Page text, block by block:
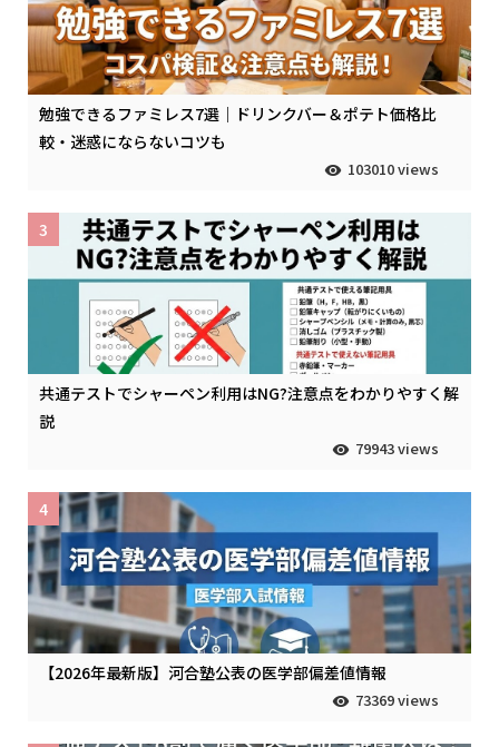
勉強できるファミレス7選｜ドリンクバー＆ポテト価格比
較・迷惑にならないコツも
103010 views
共通テストでシャーペン利用はNG?注意点をわかりやすく解
説
79943 views
3
【2026年最新版】河合塾公表の医学部偏差値情報
73369 views
4